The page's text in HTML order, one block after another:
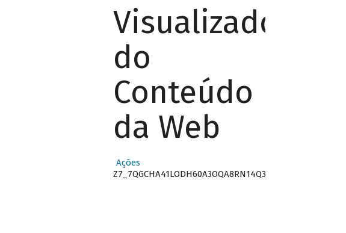
Visualizador
do
Conteúdo
da Web
Ações
Z7_7QGCHA41LODH60A3OQA8RN14Q3